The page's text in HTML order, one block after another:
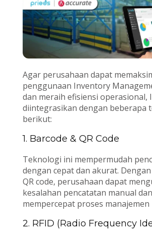
Agar perusahaan dapat
penggunaan Inventory
dan meraih efisiensi operasional,
diintegrasikan dengan beberapa
berikut:
1. Barcode & QR Code
Teknologi ini mempermudah
dengan cepat dan akurat.
QR code, perusahaan dapat
kesalahan pencatatan manual dan
mempercepat proses
2. RFID (Radio Frequency